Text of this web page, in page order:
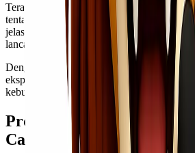
Terakhir, komunikasikan dengan baik
tentang rincian barang dan tujuan
jelas akan meminimalisir kesalahan dan
lancar.
Dengan memperhatikan tips-tips ini, Anda
ekspedisi cargo murah Jakarta Sofifi yang
kebutuhan Anda tanpa stres berlebih.
Promo dan Diskon
Cargo Murah Jakarta